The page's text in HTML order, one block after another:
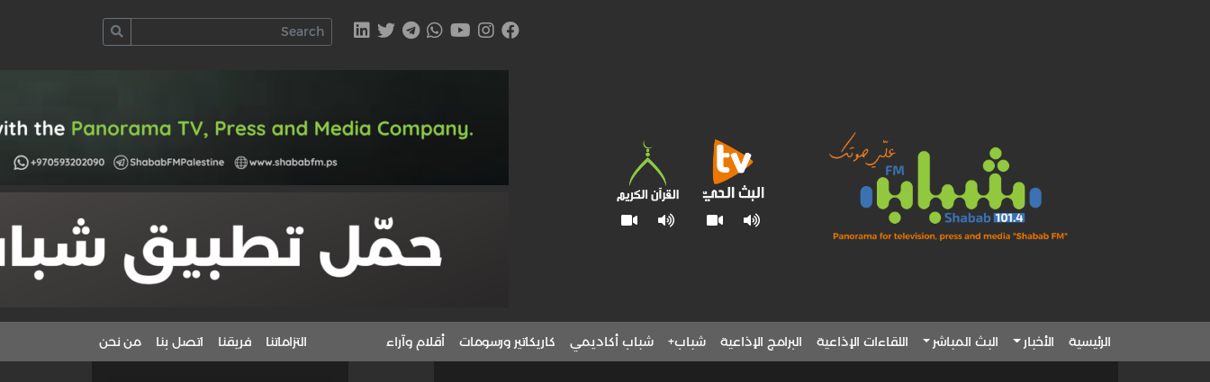
الرئيسية الأخبار البث المباشر اللقاءات الإذاعية البرامج الإذاعية شباب+ شباب أكاديمي كاريكاتير ورسومات أقلام وآراء التزاماتنا فريقنا اتصل بنا من نحن